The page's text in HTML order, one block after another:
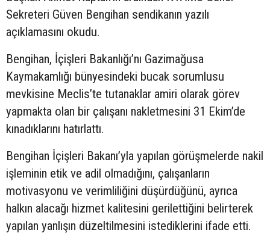
Sekreteri Güven Bengihan sendikanın yazılı
açıklamasını okudu.
Bengihan, İçişleri Bakanlığı’nı Gazimağusa
Kaymakamlığı bünyesindeki bucak sorumlusu
mevkisine Meclis’te tutanaklar amiri olarak görev
yapmakta olan bir çalışanı nakletmesini 31 Ekim’de
kınadıklarını hatırlattı.
Bengihan İçişleri Bakanı’yla yapılan görüşmelerde nakil
işleminin etik ve adil olmadığını, çalışanların
motivasyonu ve verimliliğini düşürdüğünü, ayrıca
halkın alacağı hizmet kalitesini gerilettiğini belirterek
yapılan yanlışın düzeltilmesini istediklerini ifade etti.